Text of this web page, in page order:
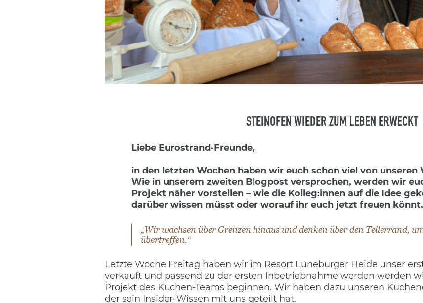
STEINOFEN WIEDER ZUM LEBEN ERWECKT
Liebe Eurostrand-Freunde,
in den letzten Wochen haben wir euch schon viel von unseren
Wie in unserem zweiten Blogpost versprochen, werden wir
Projekt näher vorstellen – wie die Kolleg:innen auf die Idee
darüber wissen müsst oder worauf ihr euch jetzt freuen könnt.
„Wir wachsen über Grenzen hinaus und denken über den Tellerrand,
übertreffen.“
Letzte Woche Freitag haben wir im Resort Lüneburger Heide unser
verkauft und passend zu der ersten Inbetriebnahme werden werden
Projekt des Küchen-Teams beginnen. Wir haben dazu unseren
der sein Insider-Wissen mit uns geteilt hat.